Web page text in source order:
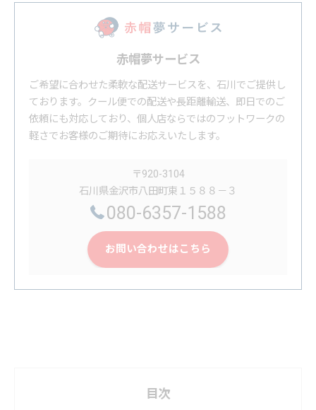
赤帽夢サービス
ご希望に合わせた柔軟な配送サービスを、石川でご提供し
ております。クール便での配送や長距離輸送、即日でのご
依頼にも対応しており、個人店ならではのフットワークの
軽さでお客様のご期待にお応えいたします。
〒920-3104
石川県金沢市八田町東１５８８－３
080-6357-1588
お問い合わせはこちら
目次